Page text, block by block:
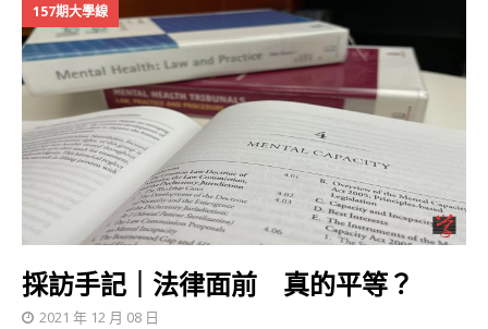
157期大學線
採訪手記｜法律面前 真的平等？
2021 年 12 月 08 日